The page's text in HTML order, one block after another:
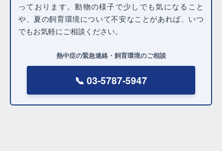
っております。動物の様子で少しでも気になること
や、夏の飼育環境について不安なことがあれば、いつ
でもお気軽にご相談ください。
熱中症の緊急連絡・飼育環境のご相談
📞 03-5787-5947